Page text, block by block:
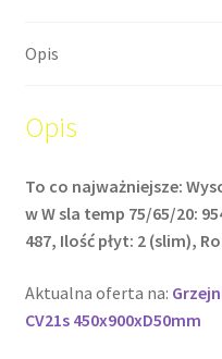
Opis
Opis
To co najważniejsze:
w W sla temp 75/65/20:
487, Ilość płyt: 2 (slim),
Aktualna oferta na:
CV21s 450x900xD50mm